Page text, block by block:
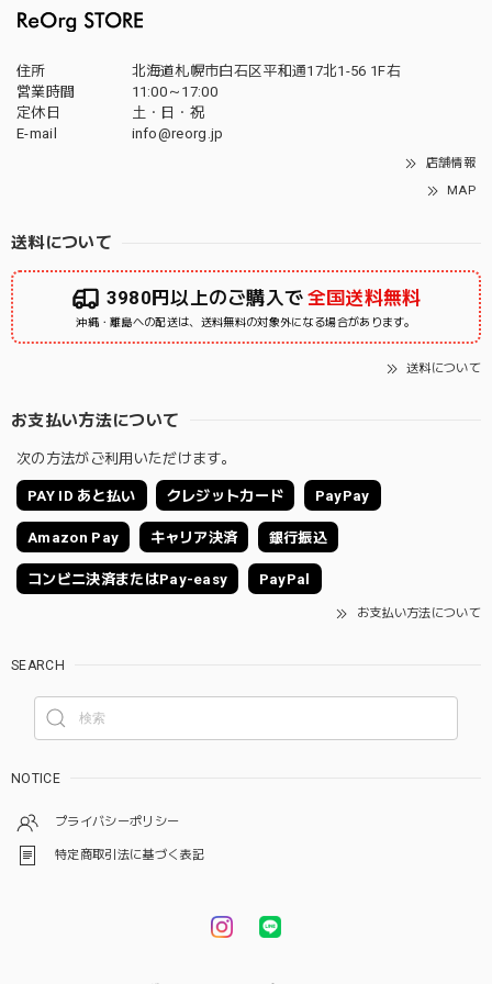
住所
北海道札幌市白石区平和通17北1-56 1F右
営業時間
11:00～17:00
定休日
土・日・祝
E-mail
info@reorg.jp
店舗情報
MAP
送料について
3980円以上のご購入で 全国送料無料
沖縄・離島への配送は、送料無料の対象外になる場合があります。
送料について
お支払い方法について
次の方法がご利用いただけます。
PAY ID あと払い クレジットカード PayPay
Amazon Pay キャリア決済 銀行振込
コンビニ決済またはPay-easy PayPal
お支払い方法について
SEARCH
NOTICE
プライバシーポリシー
特定商取引法に基づく表記